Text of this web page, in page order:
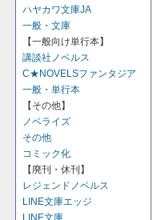
ハヤカワ文庫JA
一般・文庫
【一般向け単行本】
講談社ノベルス
C★NOVELSファンタジア
一般・単行本
【その他】
ノベライズ
その他
コミック化
【廃刊・休刊】
レジェンドノベルス
LINE文庫エッジ
LINE文庫